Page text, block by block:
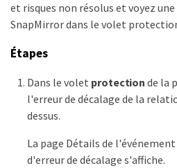
et risques non résolus et voyez
SnapMirror dans le volet
Étapes
Dans le volet protection de la
l'erreur de décalage de la
dessus.
La page Détails de
d'erreur de décalage s'affiche.